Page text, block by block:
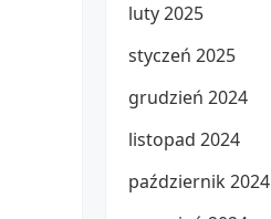
luty 2025
styczeń 2025
grudzień 2024
listopad 2024
październik 2024